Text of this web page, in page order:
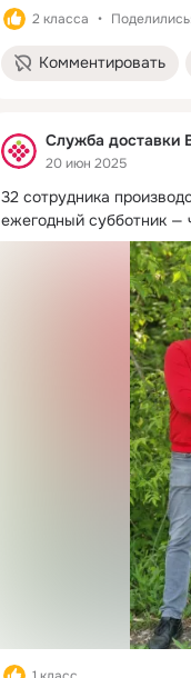
2 класса
Комментировать
Служба доставки
20 июн 2025
32 сотрудника
ежегодный субботник —